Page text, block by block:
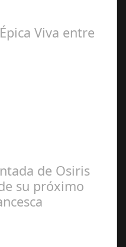
Viva entre
de Osiris
su próximo